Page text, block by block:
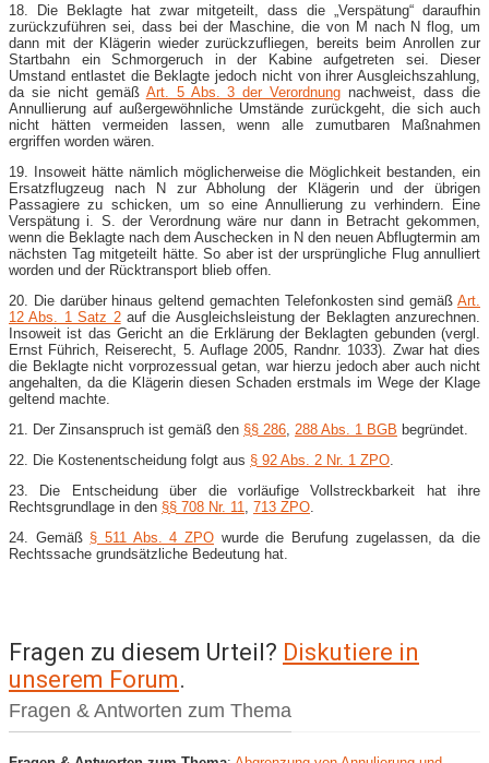
18. Die Beklagte hat zwar mitgeteilt, dass die „Verspätung“ daraufhin
zurückzuführen sei, dass bei der Maschine, die von M nach N flog, um
dann mit der Klägerin wieder zurückzufliegen, bereits beim Anrollen zur
Startbahn ein Schmorgeruch in der Kabine aufgetreten sei. Dieser
Umstand entlastet die Beklagte jedoch nicht von ihrer Ausgleichszahlung,
da sie nicht gemäß Art. 5 Abs. 3 der Verordnung nachweist, dass die
Annullierung auf außergewöhnliche Umstände zurückgeht, die sich auch
nicht hätten vermeiden lassen, wenn alle zumutbaren Maßnahmen
ergriffen worden wären.
19. Insoweit hätte nämlich möglicherweise die Möglichkeit bestanden, ein
Ersatzflugzeug nach N zur Abholung der Klägerin und der übrigen
Passagiere zu schicken, um so eine Annullierung zu verhindern. Eine
Verspätung i. S. der Verordnung wäre nur dann in Betracht gekommen,
wenn die Beklagte nach dem Auschecken in N den neuen Abflugtermin am
nächsten Tag mitgeteilt hätte. So aber ist der ursprüngliche Flug annulliert
worden und der Rücktransport blieb offen.
20. Die darüber hinaus geltend gemachten Telefonkosten sind gemäß Art.
12 Abs. 1 Satz 2auf die Ausgleichsleistung der Beklagten anzurechnen.
Insoweit ist das Gericht an die Erklärung der Beklagten gebunden (vergl.
Ernst Führich, Reiserecht, 5. Auflage 2005, Randnr. 1033). Zwar hat dies
die Beklagte nicht vorprozessual getan, war hierzu jedoch aber auch nicht
angehalten, da die Klägerin diesen Schaden erstmals im Wege der Klage
geltend machte.
21. Der Zinsanspruch ist gemäß den §§ 286 288 Abs. 1 BGB begründet.
22. Die Kostenentscheidung folgt aus § 92 Abs. 2 Nr. 1 ZPO
23. Die Entscheidung über die vorläufige Vollstreckbarkeit hat ihre
Rechtsgrundlage in den §§ 708 Nr. 11 713 ZPO
24. Gemäß § 511 Abs. 4 ZPO wurde die Berufung zugelassen, da die
Rechtssache grundsätzliche Bedeutung hat.
Fragen zu diesem Urteil? Diskutiere in
unserem Forum.
Fragen & Antworten zum Thema